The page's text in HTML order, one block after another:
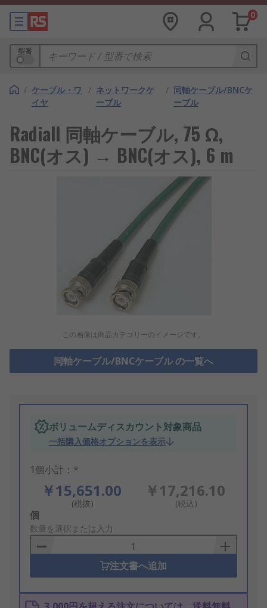
0
型番
/ ケーブル・ワ
イヤ
/ ネットワークケ
ーブル
/ 同軸ケーブル/BNCケ
ーブル
Radiall 同軸ケーブル, 75 Ω,
BNC(オス) → BNC(オス), 6 m
この画像は商品カテゴリーのイメージです。
同軸ケーブル/BNCケーブル の一覧へ
ボリュームディスカウント対象商品
一括購入価格オプションを表示
1個小計：*
￥15,651.00
(税抜)
￥17,216.10
(税込)
Add
to
Basket
個
数量を選択または入力
注文書へ追加